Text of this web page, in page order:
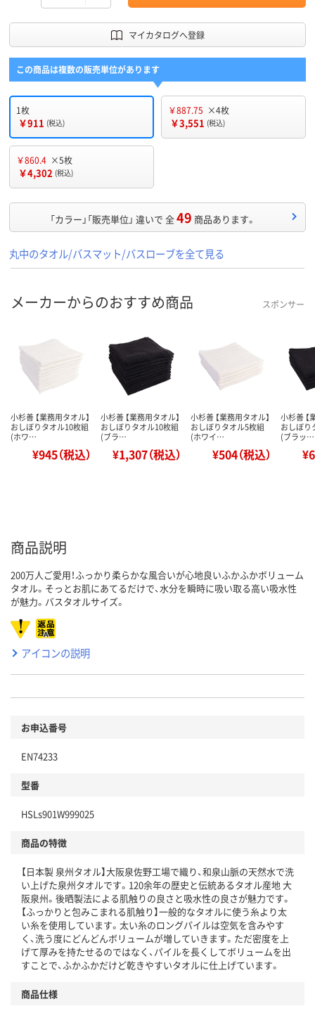
マイカタログへ登録
この商品は複数の販売単位があります
1枚
￥911 (税込)
￥887.75 ×4枚
￥3,551 (税込)
￥860.4 ×5枚
￥4,302 (税込)
「カラー」「販売単位」 違いで 全49 商品あります。
丸中のタオル/バスマット/バスローブを全て見る
メーカーからのおすすめ商品 スポンサー
小杉善 【業務用タオル】
おしぼりタオル10枚組
(ホワ…
¥945（税込）
小杉善 【業務用タオル】
おしぼりタオル10枚組
(ブラ…
¥1,307（税込）
小杉善 【業務用タオル】
おしぼりタオル5枚組
(ホワイ…
¥504（税込）
小杉善 【
おしぼり
(ブラッ…
商品説明
200万人ご愛用！ふっかり柔らかな風合いが心地良いふかふかボリューム
タオル。そっとお肌にあてるだけで、水分を瞬時に吸い取る高い吸水性
が魅力。バスタオルサイズ。
アイコンの説明
お申込番号
EN74233
型番
HSLs901W999025
商品の特徴
【日本製 泉州タオル】大阪泉佐野工場で織り、和泉山脈の天然水で洗
い上げた泉州タオルです。120余年の歴史と伝統あるタオル産地 大
阪泉州。後晒製法による肌触りの良さと吸水性の良さが魅力です。
【ふっかりと包みこまれる肌触り】一般的なタオルに使う糸より太
い糸を使用しています。太い糸のロングパイルは空気を含みやす
く、洗う度にどんどんボリュームが増していきます。ただ密度を上
げて厚みを持たせるのではなく、パイルを長くしてボリュームを出
すことで、ふかふかだけど乾きやすいタオルに仕上げています。
商品仕様